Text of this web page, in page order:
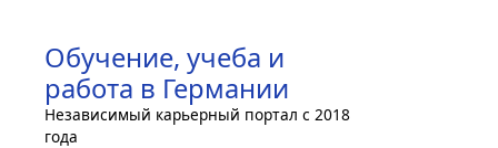
content
Обучение, учеба и
работа в Германии
Независимый карьерный портал с 2018
года